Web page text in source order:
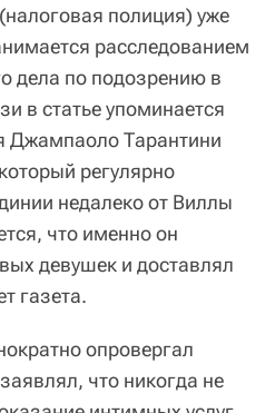
полиция) уже
расследованием
дела по подозрению в
в статье упоминается
Джампаоло Тарантини
регулярно
недалеко от Виллы
что именно он
девушек и доставлял
газета.
опровергал
что никогда не